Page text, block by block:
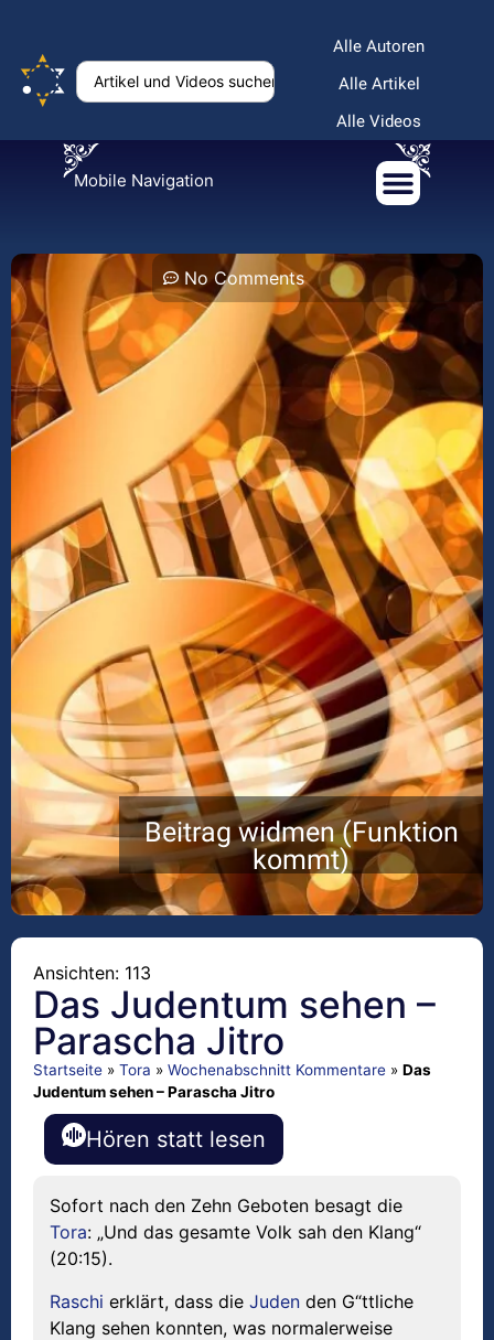
Alle Autoren
Alle Artikel
Alle Videos
Mobile Navigation
No Comments
Beitrag widmen (Funktion
kommt)
Ansichten: 113
Das Judentum sehen –
Parascha Jitro
Startseite » Tora » Wochenabschnitt Kommentare » Das
Judentum sehen – Parascha Jitro
Hören statt lesen
Sofort nach den Zehn Geboten besagt die
Tora: „Und das gesamte Volk sah den Klang“
(20:15).
Raschi erklärt, dass die Juden den G“ttliche
Klang sehen konnten, was normalerweise